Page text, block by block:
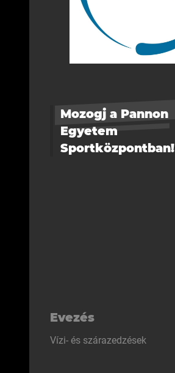
Mozogj a Pannon
Egyetem
Sportközpontban!
Evezés
Vízi- és szárazedzések